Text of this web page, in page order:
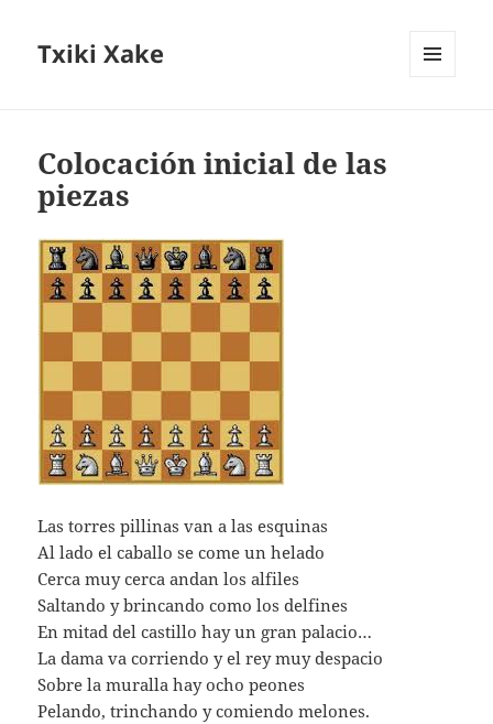
Txiki Xake
Colocación inicial de las
piezas
Las torres pillinas van a las esquinas
Al lado el caballo se come un helado
Cerca muy cerca andan los alfiles
Saltando y brincando como los delfines
En mitad del castillo hay un gran palacio…
La dama va corriendo y el rey muy despacio
Sobre la muralla hay ocho peones
Pelando, trinchando y comiendo melones.